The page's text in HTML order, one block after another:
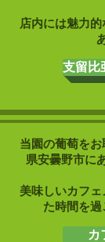
店内には魅力
支留
当園の葡萄を
県安曇野市に
美味しいカフ
た時間を過
カ